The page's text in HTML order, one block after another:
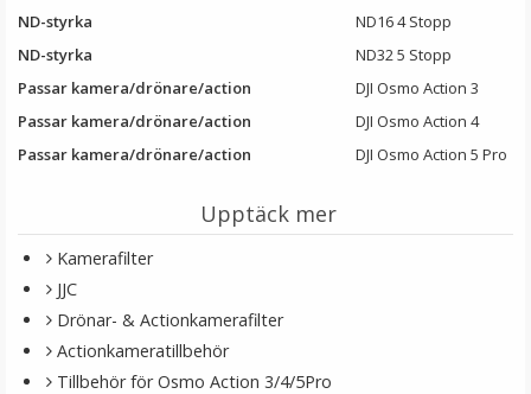
JJC Motljusskydd för Canon EF-M 55-200mm f/4.5-6.3
IS STM motsvarar ET-54B
ND-styrka
ND16 4 Stopp
ND-styrka
ND32 5 Stopp
Passar kamera/drönare/action
DJI Osmo Action 3
Passar kamera/drönare/action
DJI Osmo Action 4
Passar kamera/drönare/action
DJI Osmo Action 5 Pro
Upptäck mer
Kamerafilter
JJC
Drönar- & Actionkamerafilter
Actionkameratillbehör
Tillbehör för Osmo Action 3/4/5Pro